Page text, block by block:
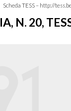
Scheda TESS – http://
N. 20,